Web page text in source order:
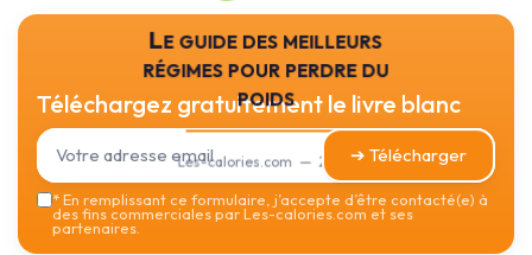
Le guide des meilleurs
régimes pour perdre du
poids
Les-calories.com — 2026
Téléchargez gratuitement le livre blanc
➔ Télécharger
*En remplissant ce formulaire, j’accepte d’être contacté(e) à
des fins commerciales par Les-calories.com et ses
partenaires.